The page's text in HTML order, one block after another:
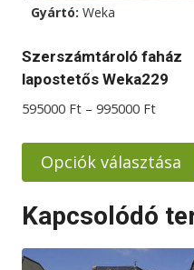
Gyártó: Weka
Szerszámtároló faház
lapostetős Weka229
595000 Ft – 995000 Ft
-
Opciók választása
a
Kapcsolódó